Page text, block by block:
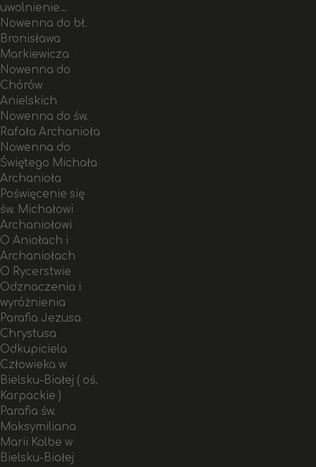
uwolnienie…
Nowenna do bł.
Bronisława
Markiewicza
Nowenna do
Chórów
Anielskich
Nowenna do św.
Rafała Archanioła
Nowenna do
Świętego Michała
Archanioła
Poświęcenie się
św. Michałowi
Archaniołowi
O Aniołach i
Archaniołach
O Rycerstwie
Odznaczenia i
wyróżnienia
Parafia Jezusa
Chrystusa
Odkupiciela
Człowieka w
Bielsku-Białej ( oś.
Karpackie )
Parafia św.
Maksymiliana
Marii Kolbe w
Bielsku-Białej